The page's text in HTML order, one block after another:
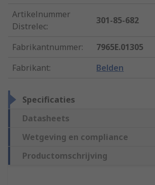
Artikelnummer
Distrelec:
301-85-682
Fabrikantnummer:
7965E.01305
Fabrikant: Belden
Specificaties
Datasheets
Wetgeving en compliance
Productomschrijving